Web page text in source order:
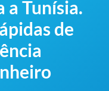
a Tunísia.
de